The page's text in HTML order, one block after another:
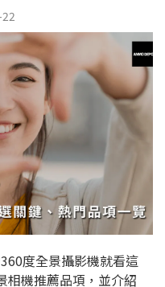
度全景攝影機就看這
相機推薦品項，並介紹